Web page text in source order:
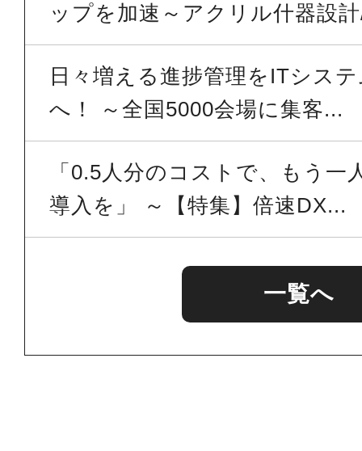
ップを加速～アクリル什器設
日々増える進捗管理をITシス
へ！ ～全国5000会場に集客...
「0.5人分のコストで、もう一
導入を」 ～【特集】倍速DX...
一覧へ